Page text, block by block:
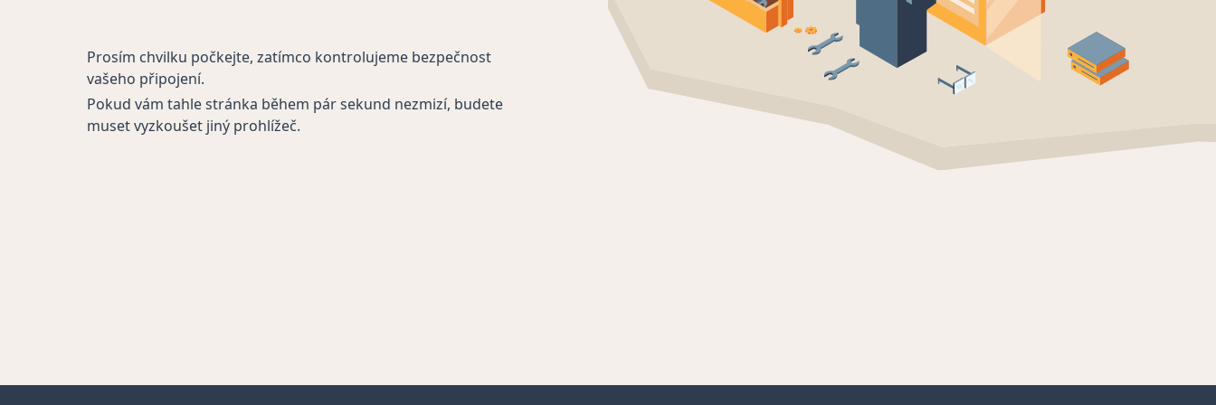
Prosím chvilku počkejte, zatímco kontrolujeme bezpečnost
vašeho připojení.
Pokud vám tahle stránka během pár sekund nezmizí, budete
muset vyzkoušet jiný prohlížeč.